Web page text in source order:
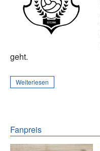
geht.
Weiterlesen
Fanpreis